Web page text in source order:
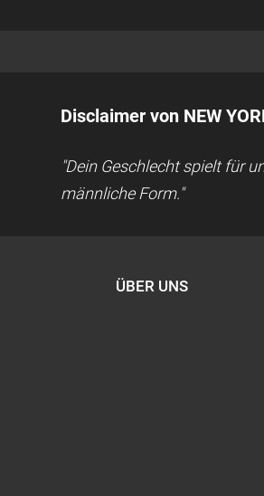
Disclaimer von NEW
"Dein Geschlecht spielt für
männliche Form."
ÜBER UNS